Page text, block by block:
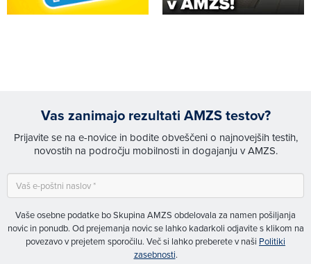
Vas zanimajo rezultati AMZS testov?
Prijavite se na e-novice in bodite obveščeni o najnovejših testih,
novostih na področju mobilnosti in dogajanju v AMZS.
Vaše osebne podatke bo Skupina AMZS obdelovala za namen pošiljanja
novic in ponudb. Od prejemanja novic se lahko kadarkoli odjavite s klikom na
povezavo v prejetem sporočilu. Več si lahko preberete v naši Politiki
zasebnosti.